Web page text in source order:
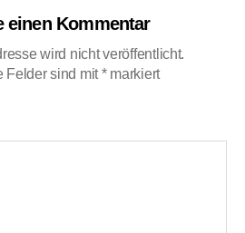
einen Kommentar
wird nicht veröffentlicht.
Felder sind mit*markiert